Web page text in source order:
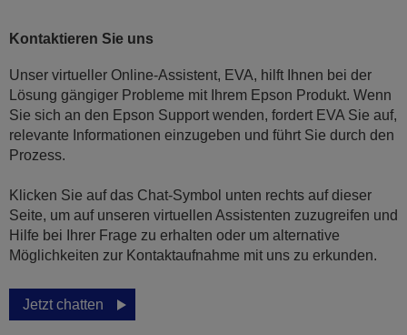
Kontaktieren Sie uns
Unser virtueller Online-Assistent, EVA, hilft Ihnen bei der
Lösung gängiger Probleme mit Ihrem Epson Produkt. Wenn
Sie sich an den Epson Support wenden, fordert EVA Sie auf,
relevante Informationen einzugeben und führt Sie durch den
Prozess.
Klicken Sie auf das Chat-Symbol unten rechts auf dieser
Seite, um auf unseren virtuellen Assistenten zuzugreifen und
Hilfe bei Ihrer Frage zu erhalten oder um alternative
Möglichkeiten zur Kontaktaufnahme mit uns zu erkunden.
Jetzt chatten